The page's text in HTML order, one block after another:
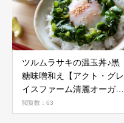
ツルムラサキの温玉丼♪黒
糖味噌和え【アクト・グレ
イスファーム清麗オーガニ
ック野菜活用レシピ】
閲覧数：63